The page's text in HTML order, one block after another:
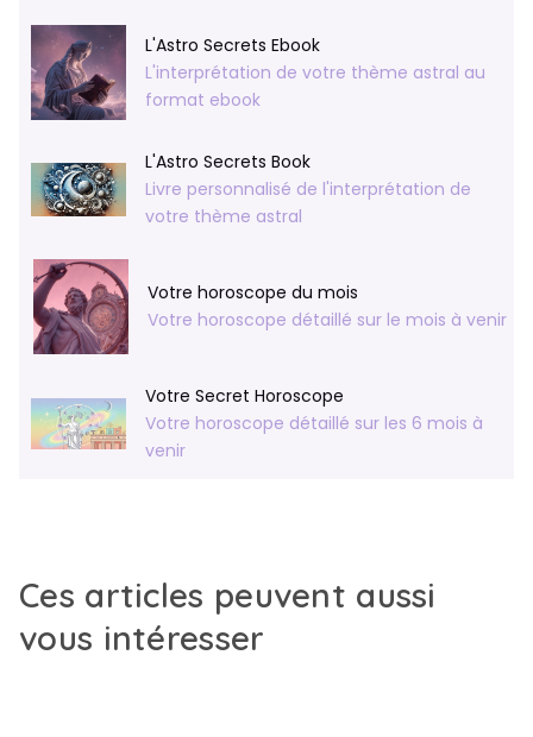
L'Astro Secrets Ebook
L'interprétation de votre thème astral au
format ebook
L'Astro Secrets Book
Livre personnalisé de l'interprétation de
votre thème astral
Votre horoscope du mois
Votre horoscope détaillé sur le mois à venir
Votre Secret Horoscope
Votre horoscope détaillé sur les 6 mois à
venir
Ces articles peuvent aussi
vous intéresser